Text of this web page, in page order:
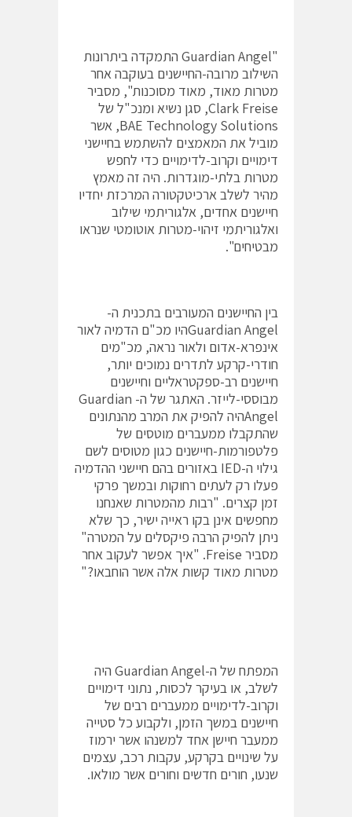
"Guardian Angel התמקדה ביתרונות
השילוב מרובה-החיישנים בעוקבה אחר
מטרות מאוד, מאוד מסוכנות", מסביר
Clark Freise, סגן נשיא ומנכ"ל של
BAE Technology Solutions, אשר
מוביל את המאמצים להשתמש בחיישני
דימויים וקרוב-לדימויים כדי לחפש
מטרות בלתי-מוגדרות. היה זה מאמץ
מהיר לשלב ארכיטקטורה המרכזת יחדיו
חיישנים אחדים, אלגוריתמי שילוב
ואלגוריתמי זיהוי-מטרות אוטומטי שנראו
מבטיחים".
בין החיישנים המעורבים בתכנית ה-
Guardian Angelהיו מכ"ם הדמיה לאור
אינפרא-אדום ולאור נראה, מכ"מים
חודרי-קרקע לתדרים נמוכים יותר,
חיישנים רב-ספקטראליים וחיישנים
מבוססי-לייזר. האתגר של ה- Guardian
Angelהיה להפיק את המרב מהנתונים
שהתקבלו ממעברים מוטסים של
פלטפורמות-חיישנים כגון מטוסים לשם
גילוי ה-IED באזורים בהם חיישני ההדמיה
פעלו רק לעתים רחוקות ובמשך פרקי
זמן קצרים. "רבות מהמטרות שאנחנו
מחפשים אינן בקו ראייה ישיר, כך שלא
ניתן להפיק הרבה פיקסלים על המטרה"
מסביר Freise. "איך אפשר לעקוב אחר
מטרות מאוד קשות אלה אשר הוחבאו?"
המפתח של ה-Guardian Angel היה
לשלב, או בעיקר לכסות, נתוני דימויים
וקרוב-לדימויים ממעברים רבים של
חיישנים במשך הזמן, ולקבוע כל סטייה
ממעבר חיישן אחד למשנהו אשר ירמוז
על שינויים בקרקע, עקבות רכב, עצמים
שנעו, חורים חדשים וחורים אשר מולאו.